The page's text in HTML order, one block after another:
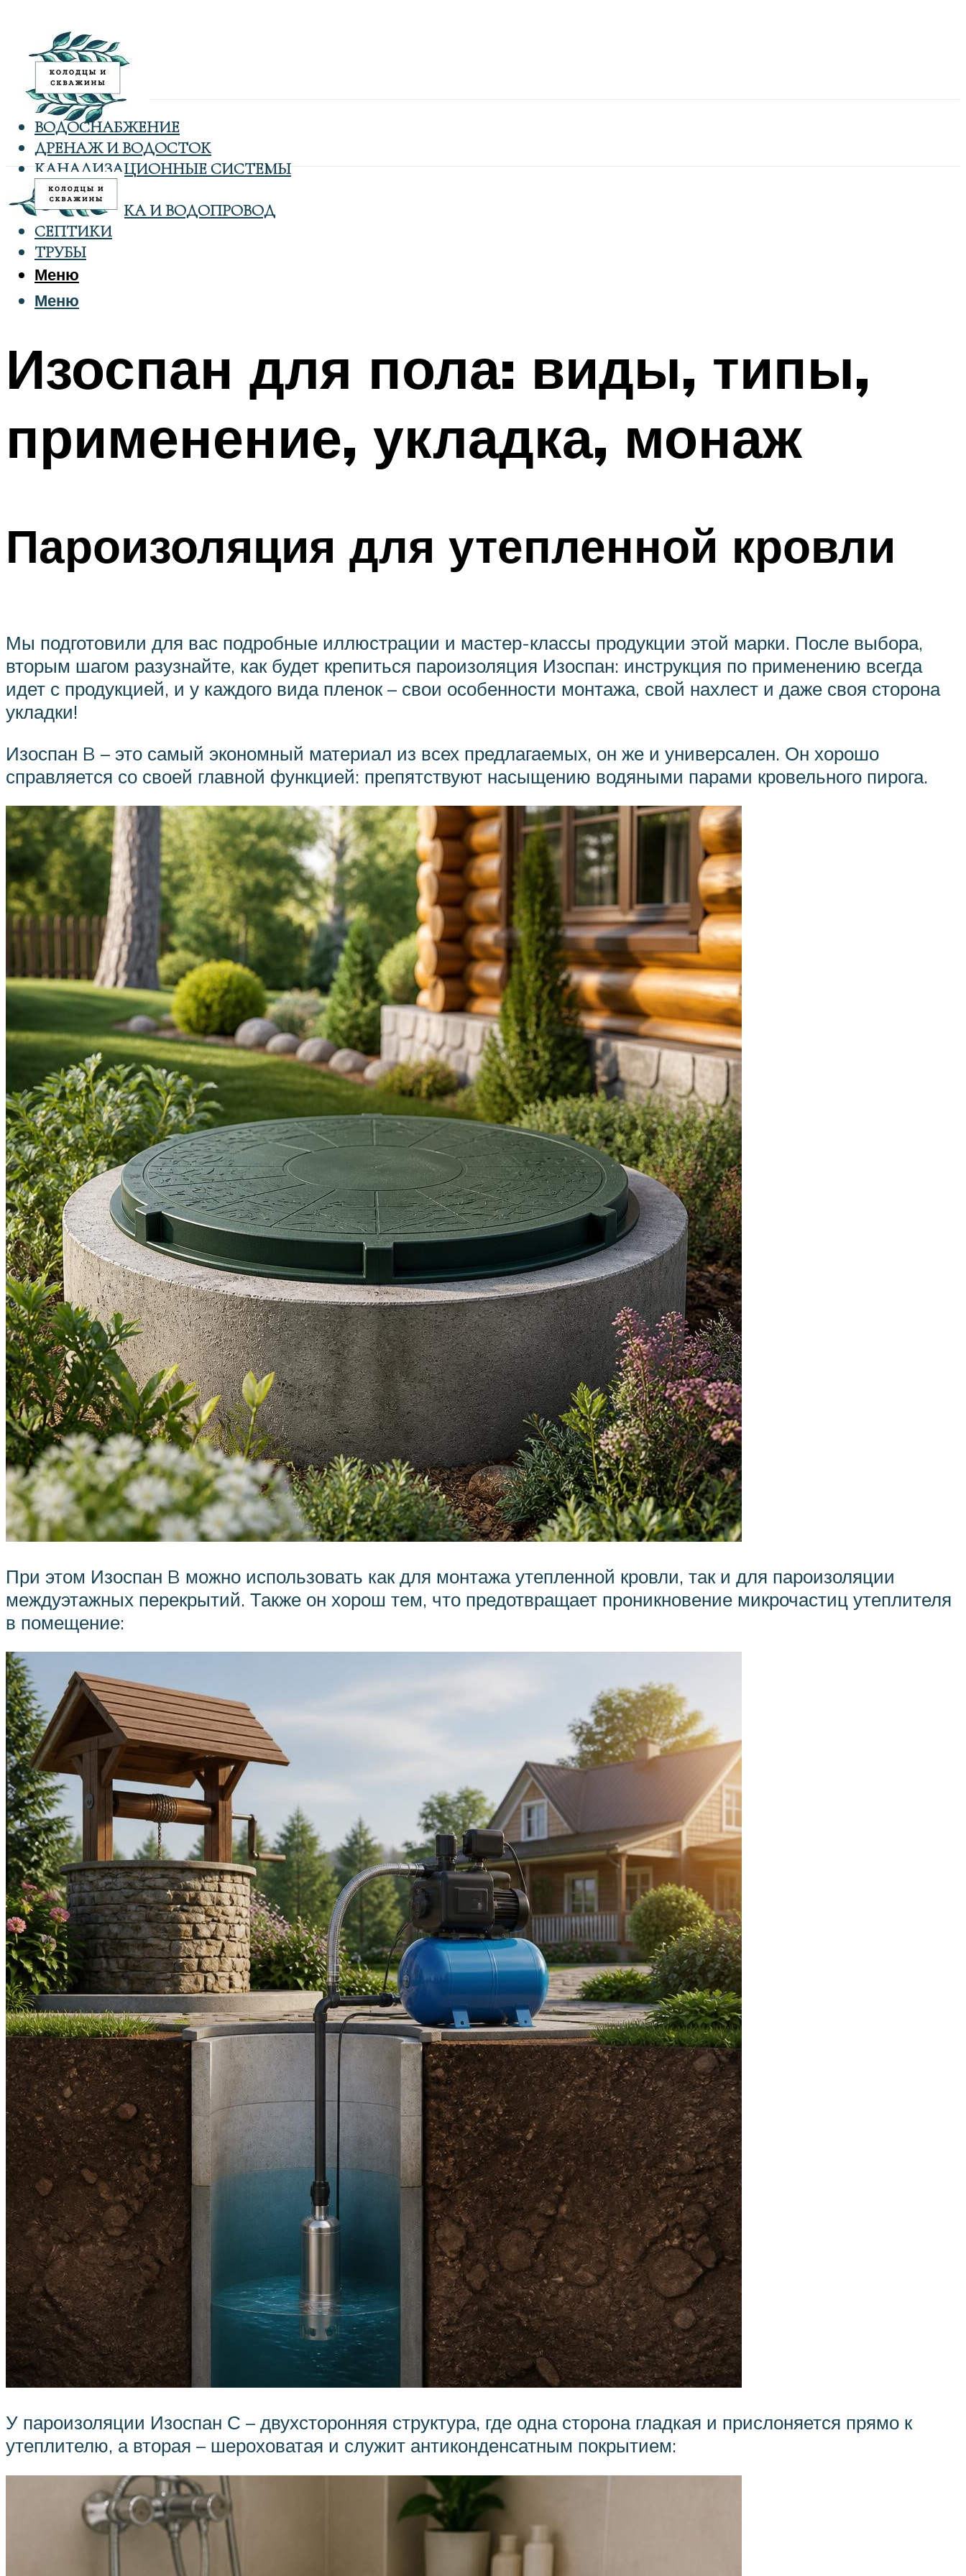
ВОДОСНАБЖЕНИЕ
ДРЕНАЖ И ВОДОСТОК
КАНАЛИЗАЦИОННЫЕ СИСТЕМЫ
КОЛОДЦЫ
САНТЕХНИКА И ВОДОПРОВОД
СЕПТИКИ
ТРУБЫ
Меню
Меню
Изоспан для пола: виды, типы,
применение, укладка, монаж
Пароизоляция для утепленной кровли
Мы подготовили для вас подробные иллюстрации и мастер-классы продукции этой марки. После выбора,
вторым шагом разузнайте, как будет крепиться пароизоляция Изоспан: инструкция по применению всегда
идет с продукцией, и у каждого вида пленок – свои особенности монтажа, свой нахлест и даже своя сторона
укладки!
Изоспан B – это самый экономный материал из всех предлагаемых, он же и универсален. Он хорошо
справляется со своей главной функцией: препятствуют насыщению водяными парами кровельного пирога.
При этом Изоспан B можно использовать как для монтажа утепленной кровли, так и для пароизоляции
междуэтажных перекрытий. Также он хорош тем, что предотвращает проникновение микрочастиц утеплителя
в помещение:
У пароизоляции Изоспан С – двухсторонняя структура, где одна сторона гладкая и прислоняется прямо к
утеплителю, а вторая – шероховатая и служит антиконденсатным покрытием: